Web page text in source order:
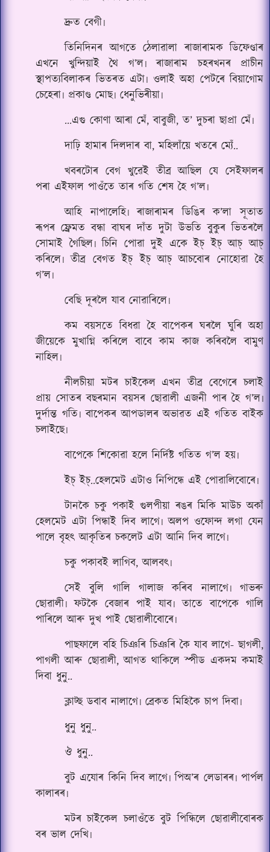
দ্ৰুত বেগী৷
তিনিদিনৰ আগতে ঠেলাৱালা ৰাজাৰামক ডিফেণ্ডাৰ
এখনে খুন্দিয়াই থৈ গ’ল৷ ৰাজাৰাম চহৰখনৰ প্ৰাচীন
স্থাপত্যবিলাকৰ ভিতৰত এটা৷ ওলাই অহা পেটৰে বিয়াগোম
চেহেৰা৷ প্ৰকাণ্ড মোছ৷ ধেনুভিৰীয়া৷
...এগু কোণা আৰা মেঁ, বাবুজী, ত’ দুচৰা ছাপ্ৰা মেঁ৷
দাঢ়ি হামাৰ দিলদাৰ বা, মহিলাঁয়ে খতৰে ম্যেঁ..
খবৰটোৰ বেগ খুৱেই তীব্ৰ আছিল যে সেইফালৰ
পৰা এইফাল পাওঁতে তাৰ গতি শেষ হৈ গ’ল৷
আহি নাপালেহি৷ ৰাজাৰামৰ ডিঙিৰ ক’লা সূতাত
ৰূপৰ ফ্ৰেমত বন্ধা বাঘৰ দাঁত দুটা উভতি বুকুৰ ভিতৰলৈ
সোমাই গৈছিল৷ চিনি পোৱা দুই একে ইচ্ ইচ্ আচ্ আচ্
কৰিলে৷ তীব্ৰ বেগত ইচ্ ইচ্ আচ্ আচবোৰ নোহোৱা হৈ
গ’ল৷
বেছি দূৰলৈ যাব নোৱাৰিলে৷
কম বয়সতে বিধৱা হৈ বাপেকৰ ঘৰলৈ ঘুৰি অহা
জীয়েকে মুখাগ্নি কৰিলে বাবে কাম কাজ কৰিবলৈ বামুণ
নাহিল৷
নীলচীয়া মটৰ চাইকেল এখন তীব্ৰ বেগেৰে চলাই
প্ৰায় সোতৰ বছৰমান বয়সৰ ছোৱালী এজনী পাৰ হৈ গ’ল৷
দুৰ্দান্ত গতি৷ বাপেকৰ আপডালৰ অভাৱত এই গতিত বাইক
চলাইছে৷
বাপেকে শিকোৱা হলে নিৰ্দিষ্ট গতিত গ’ল হয়৷
ইচ্ ইচ্..হেলমেট এটাও নিপিন্ধে এই পোৱালিবোৰে৷
টানকৈ চকু পকাই গুলপীয়া ৰঙৰ মিকি মাউচ অকাঁ
হেলমেট এটা পিন্ধাই দিব লাগে৷ অলপ ওফোন্দ লগা যেন
পালে বৃহৎ আকৃতিৰ চকলেট এটা আনি দিব লাগে৷
চকু পকাব‌ই লাগিব, আলবৎ৷
সেই বুলি গালি গালাজ কৰিব নালাগে৷ গাভৰু
ছোৱালী৷ ফটকৈ বেজাৰ পাই যাব৷ তাতে বাপেকে গালি
পাৰিলে আৰু দুখ পাই ছোৱালীবোৰে৷
পাছফালে বহি চিঞৰি চিঞৰি কৈ যাব লাগে- ছাগলী,
পাগলী আৰু ছোৱালী, আগত থাকিলে স্পীড একদম কমাই
দিবা ধুনু..
ক্লাট্ছ ডবাব নালাগে৷ ব্ৰেকত মিহিকৈ চাপ দিবা৷
ধুনু ধুনু..
ঔ ধুনু..
বুট এযোৰ কিনি দিব লাগে৷ পিঅ’ৰ লেডাৰৰ৷ পাৰ্পল
কালাৰৰ৷
মটৰ চাইকেল চলাওঁতে বুট পিন্ধিলে ছোৱালীবোৰক
বৰ ভাল দেখি৷